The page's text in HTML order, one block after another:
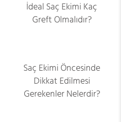
İdeal Saç Ekimi Kaç
Greft Olmalıdır?
Saç Ekimi Öncesinde
Dikkat Edilmesi
Gerekenler Nelerdir?